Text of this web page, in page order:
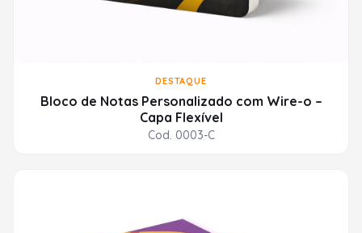
DESTAQUE
Bloco de Notas Personalizado com Wire-o –
Capa Flexível
Cod. 0003-C